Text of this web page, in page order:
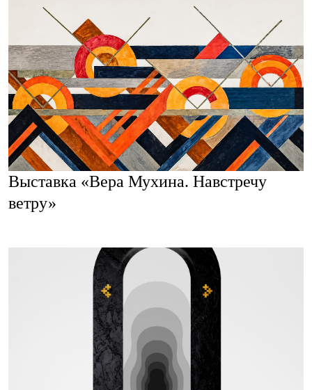
Выставка «Вера Мухина. Навстречу
ветру»